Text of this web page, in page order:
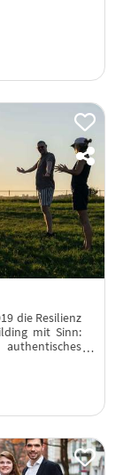
die Resilienz
mit Sinn: